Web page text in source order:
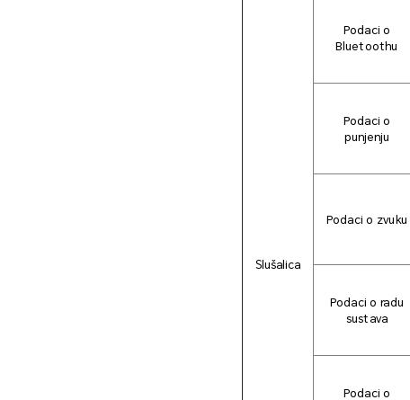
Slušalica
Podaci o
Bluetoothu
Podaci o
punjenju
Podaci o zvuku
Podaci o radu
sustava
Podaci o